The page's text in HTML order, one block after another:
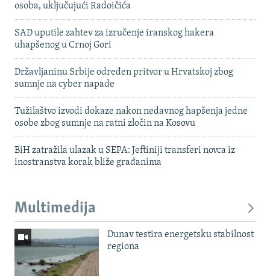
osoba, uključujući Radoičića
SAD uputile zahtev za izručenje iranskog hakera
uhapšenog u Crnoj Gori
Državljaninu Srbije određen pritvor u Hrvatskoj zbog
sumnje na cyber napade
Tužilaštvo izvodi dokaze nakon nedavnog hapšenja jedne
osobe zbog sumnje na ratni zločin na Kosovu
BiH zatražila ulazak u SEPA: Jeftiniji transferi novca iz
inostranstva korak bliže građanima
Multimedija
Dunav testira energetsku stabilnost
regiona